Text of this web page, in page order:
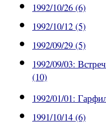
1992/10/26 (6)
1992/10/12 (5)
1992/09/29 (5)
1992/09/03:
(10)
1992/01/01:
1991/10/14 (6)